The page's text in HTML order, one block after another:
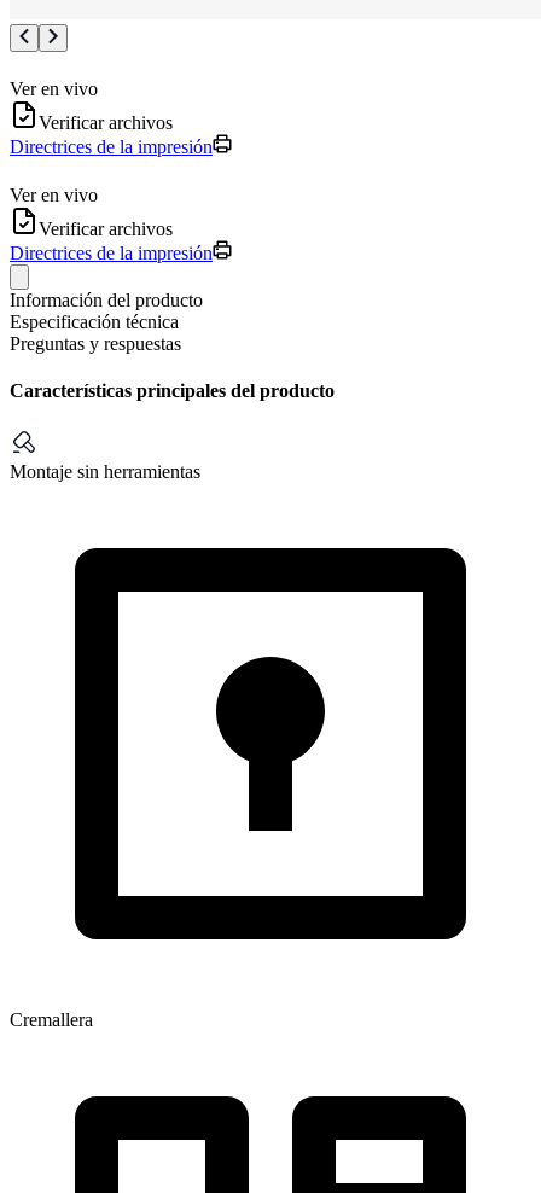
Ver en vivo
Verificar archivos
Directrices de la impresión
Ver en vivo
Verificar archivos
Directrices de la impresión
Información del producto
Especificación técnica
Preguntas y respuestas
Características principales del producto
Montaje sin herramientas
Cremallera